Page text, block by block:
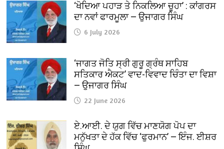
‘ਖੋਦਿਆ ਪਹਾੜ ਤੇ ਨਿਕਲਿਆ ਚੂਹਾ’ : ਕਾਂਗਰਸ
ਦਾ ਨਵਾਂ ਫਾਰਮੂਲਾ — ਉਜਾਗਰ ਸਿੰਘ
6 July 2026
‘ਜਾਗਤ ਜੋਤਿ ਸ੍ਰੀ ਗੁਰੂ ਗ੍ਰੰਥ ਸਾਹਿਬ
ਸਤਿਕਾਰ ਐਕਟ’ ਵਾਦ-ਵਿਵਾਦ ਚਿੰਤਾ ਦਾ ਵਿਸ਼ਾ
— ਉਜਾਗਰ ਸਿੰਘ
22 June 2026
ਏ.ਆਈ. ਦੇ ਯੁਗ ਵਿੱਚ ਮਾਣਯੋਗ ਪੋਪ ਦਾ
ਮਨੁੱਖਤਾ ਦੇ ਹੱਕ ਵਿੱਚ ‘ਫੁਰਮਾਨ’ — ਇੰਜ. ਈਸ਼ਰ